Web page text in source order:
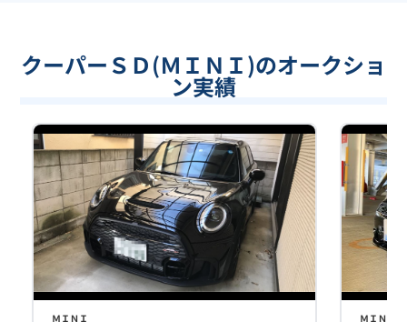
クーパーＳＤ(ＭＩＮＩ)のオークショ
ン実績
ＭＩＮＩ ＭＩＮＩ